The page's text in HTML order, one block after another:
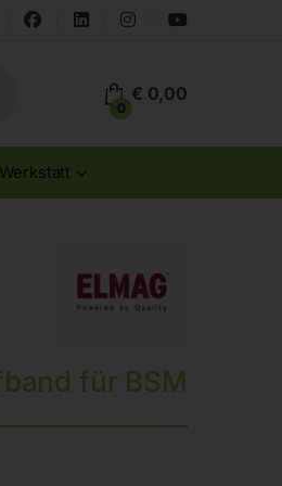
0
€ 0,00
Werkstatt
für BSM
geschlossen. Seine Funktionalität ist